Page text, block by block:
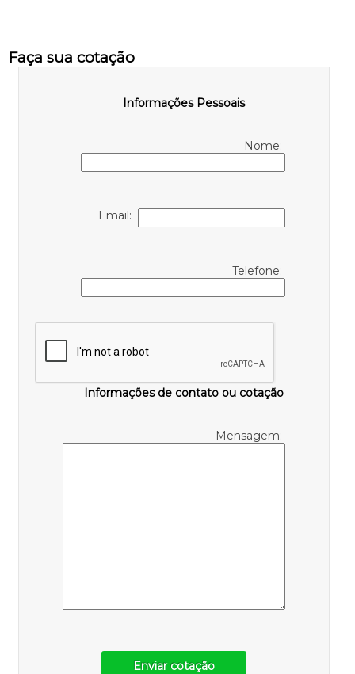
Faça sua cotação
Informações Pessoais
Nome:
Email:
Telefone:
Informações de contato ou cotação
Mensagem:
Enviar cotação